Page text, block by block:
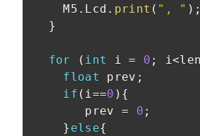
    M5
. Lcd . print ( ", " ) ;
}
for ( int i = 0 ; i<len
float prev ;
if ( i==0 ) {
       prev
= 0 ;
} else{